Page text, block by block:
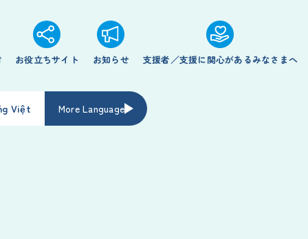
お役立ちサイト お知らせ 支援者／支援に関心があるみなさまへ
Việt More Language